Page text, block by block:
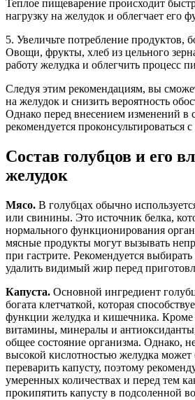
Теплое пищеварение происходит
нагрузку на желудок и облегчает его
5. Увеличьте потребление продуктов,
Овощи, фрукты, хлеб из цельного
работу желудка и облегчить процесс
Следуя этим рекомендациям, вы
на желудок и снизить вероятность
Однако перед внесением изменений в
рекомендуется проконсультироваться
Состав голубцов и его
желудок
Мясо. В голубцах обычно
или свинины. Это источник белка,
нормального функционирования
мясные продукты могут вызывать
при гастрите. Рекомендуется
удалить видимый жир перед
Капуста. Основной ингредиент
богата клетчаткой, которая
функции желудка и кишечника. Кроме
витамины, минералы и
общее состояние организма. Однако,
высокой кислотностью желудка
переварить капусту, поэтому
умеренных количествах и перед тем
прокипятить капусту в подсоленной